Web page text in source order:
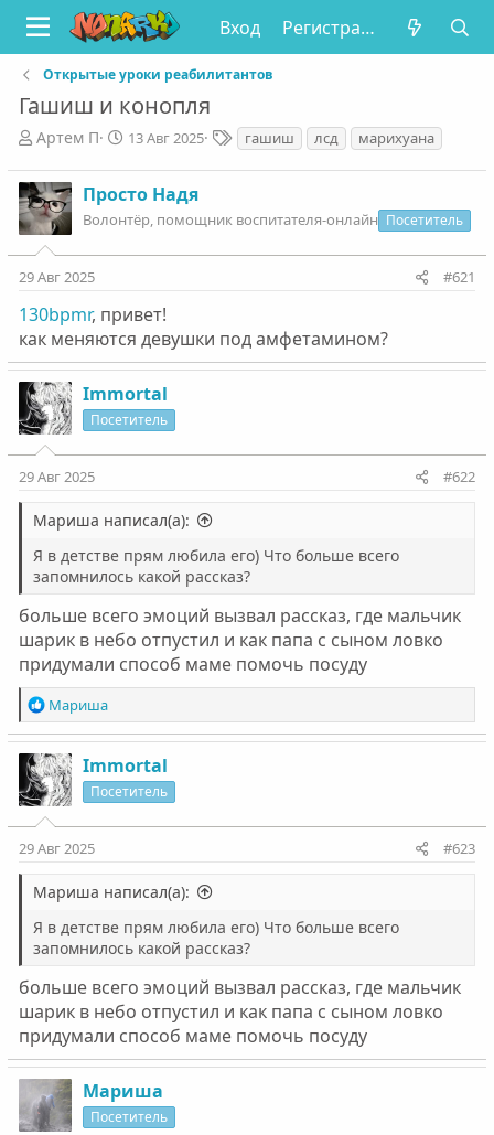
Вход Регистрация
Открытые уроки реабилитантов
Гашиш и конопля
А
т
о
р
т
е
м
ы
Артем П
Д
т
а
н
ч
а
13 Авг 2025
Т
е
г
гашиш лсд марихуана
Просто Надя
Волонтëр, помощник воспитателя-онлайн Посетитель
29 Авг 2025 #621
130bpmr, привет!
как меняются девушки под амфетамином?
Immortal
Посетитель
29 Авг 2025 #622
Мариша написал(а):
Я в детстве прям любила его) Что больше всего
запомнилось какой рассказ?
больше всего эмоций вызвал рассказ, где мальчик
шарик в небо отпустил и как папа с сыном ловко
придумали способ маме помочь посуду
Р
е
а
к
ц
и
и
:
Мариша
Immortal
Посетитель
29 Авг 2025 #623
Мариша написал(а):
Я в детстве прям любила его) Что больше всего
запомнилось какой рассказ?
больше всего эмоций вызвал рассказ, где мальчик
шарик в небо отпустил и как папа с сыном ловко
придумали способ маме помочь посуду
Мариша
Посетитель